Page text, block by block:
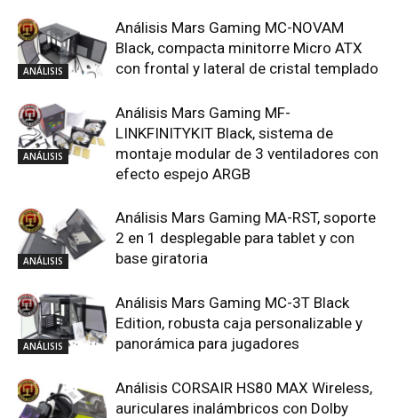
ANÁLISIS
Análisis Mars Gaming MC-NOVAM
Black, compacta minitorre Micro ATX
con frontal y lateral de cristal templado
ANÁLISIS
Análisis Mars Gaming MF-
LINKFINITYKIT Black, sistema de
montaje modular de 3 ventiladores con
efecto espejo ARGB
ANÁLISIS
Análisis Mars Gaming MA-RST, soporte
2 en 1 desplegable para tablet y con
base giratoria
ANÁLISIS
Análisis Mars Gaming MC-3T Black
Edition, robusta caja personalizable y
panorámica para jugadores
Análisis CORSAIR HS80 MAX Wireless,
auriculares inalámbricos con Dolby